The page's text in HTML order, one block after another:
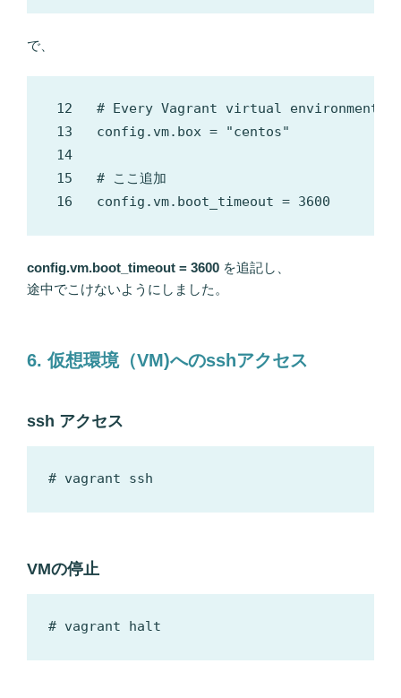
で、
12   # Every Vagrant virtual
13   config.vm.box = "centos"
14
15   # ここ追加
config.vm.boot_timeout = 3600 を追記し、
途中でこけないようにしました。
6. 仮想環境（VM)へのsshアクセス
ssh アクセス
VMの停止